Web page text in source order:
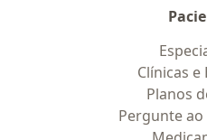
Clínicas
Planos
Pergunte